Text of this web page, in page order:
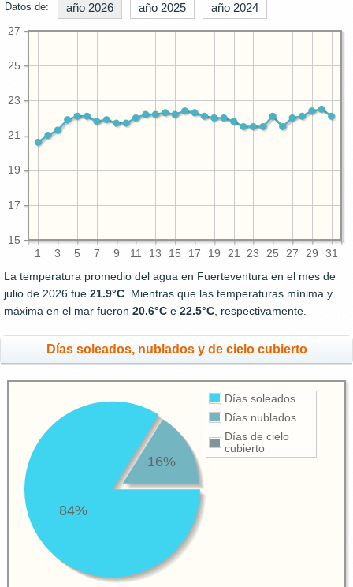
Datos de: año 2026 año 2025 año 2024
1 3 5 7 9 11 13 15 17 19 21 23 25 27 29 31
15
17
19
21
23
25
27
La temperatura promedio del agua en Fuerteventura en el mes de
julio de 2026 fue 21.9°C. Mientras que las temperaturas mínima y
máxima en el mar fueron 20.6°C e 22.5°C, respectivamente.
Días soleados, nublados y de cielo cubierto
Días soleados
Días nublados
Días de cielo
cubierto
84%
16%